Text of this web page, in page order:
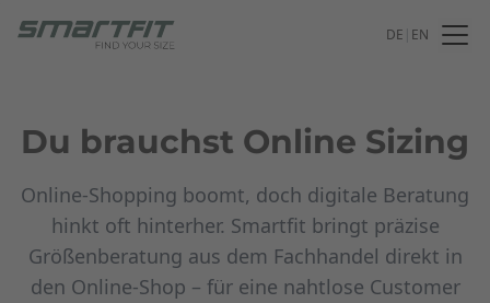
DE EN
Du brauchst Online Sizing
Online-Shopping boomt, doch digitale Beratung
hinkt oft hinterher. Smartfit bringt präzise
Größenberatung aus dem Fachhandel direkt in
den Online-Shop – für eine nahtlose Customer